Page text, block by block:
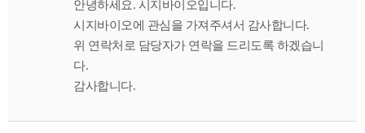
안녕하세요. 시지바이오입니다.
시지바이오에 관심을 가져주셔서 감사합니다.
위 연락처로 담당자가 연락을 드리도록 하겠습니
다.
감사합니다.